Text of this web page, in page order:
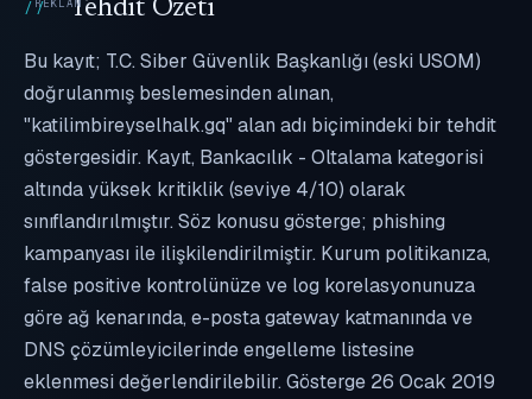
Tehdit Özeti
Bu kayıt; T.C. Siber Güvenlik Başkanlığı (eski USOM)
doğrulanmış beslemesinden alınan,
"katilimbireyselhalk.gq" alan adı biçimindeki bir tehdit
göstergesidir. Kayıt, Bankacılık - Oltalama kategorisi
altında yüksek kritiklik (seviye 4/10) olarak
sınıflandırılmıştır. Söz konusu gösterge; phishing
kampanyası ile ilişkilendirilmiştir. Kurum politikanıza,
false positive kontrolünüze ve log korelasyonunuza
göre ağ kenarında, e-posta gateway katmanında ve
DNS çözümleyicilerinde engelleme listesine
eklenmesi değerlendirilebilir. Gösterge 26 Ocak 2019